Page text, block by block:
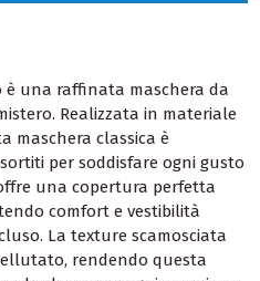
è una raffinata maschera da
Realizzata in materiale
maschera classica è
per soddisfare ogni gusto
una copertura perfetta
comfort e vestibilità
La texture scamosciata
rendendo questa